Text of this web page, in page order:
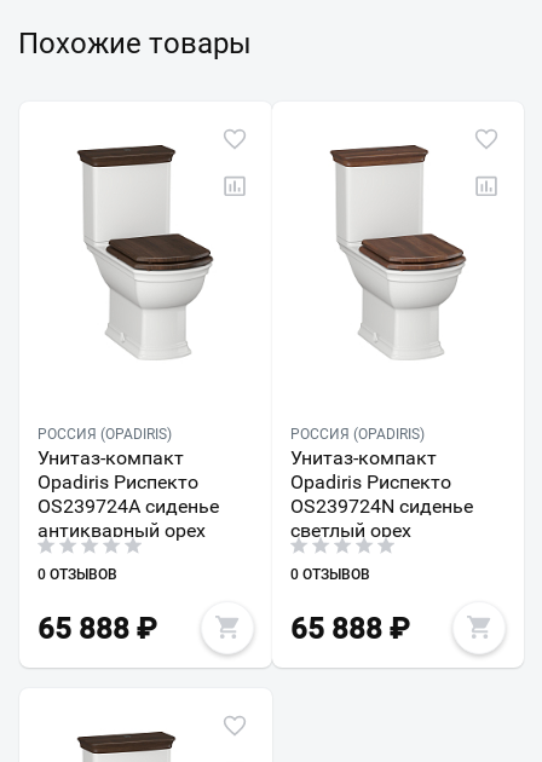
Похожие товары
РОССИЯ (OPADIRIS)
Унитаз-компакт
Opadiris Риспекто
OS239724A сиденье
антикварный орех
0 ОТЗЫВОВ
65 888 ₽
РОССИЯ (OPADIRIS)
Унитаз-компакт
Opadiris Риспекто
OS239724N сиденье
светлый орех
0 ОТЗЫВОВ
65 888₽